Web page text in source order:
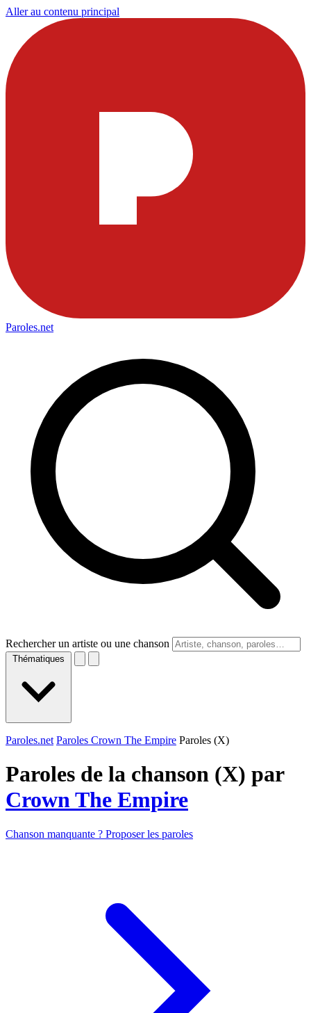
Aller au contenu principal
Paroles.net
Rechercher un artiste ou une chanson
Thématiques
Paroles.net Paroles Crown The Empire Paroles (X)
Paroles de la chanson (X) par
Crown The Empire
Chanson manquante ? Proposer les paroles